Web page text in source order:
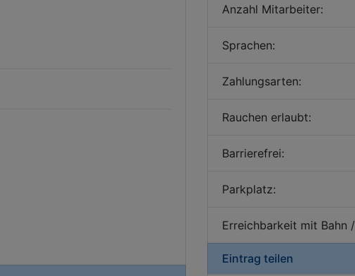
Anzahl Mitarbeiter:
Sprachen:
Zahlungsarten:
Rauchen erlaubt:
Barrierefrei:
Parkplatz:
Erreichbarkeit mit Bahn
Eintrag teilen